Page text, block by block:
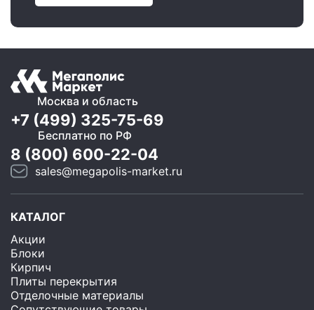
Москва и область
+7 (499) 325-75-69
Бесплатно по РФ
8 (800) 600-22-04
sales@megapolis-market.ru
КАТАЛОГ
Акции
Блоки
Кирпич
Плиты перекрытия
Отделочные материалы